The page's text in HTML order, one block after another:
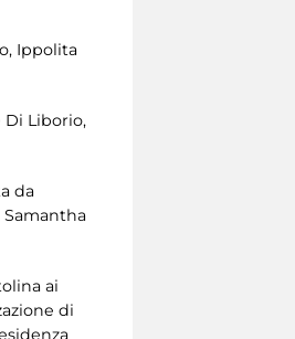
Ippolita
Di Liborio,
da
ai
di